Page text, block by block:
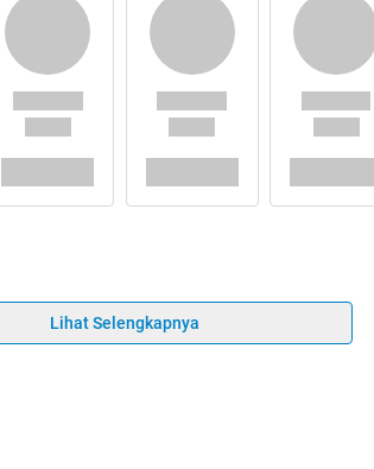
Lihat Selengkapnya